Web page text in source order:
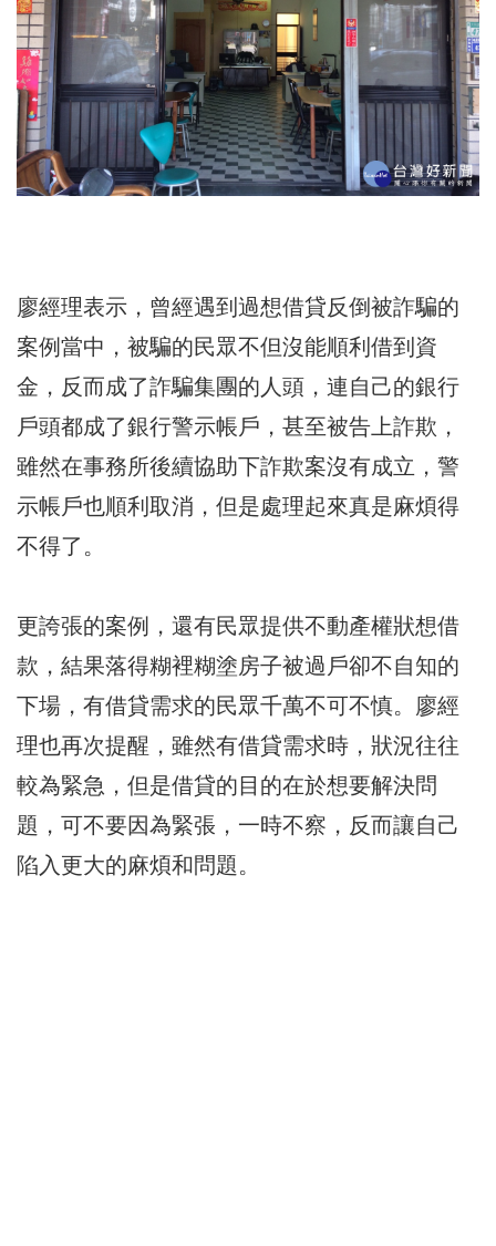
廖經理表示，曾經遇到過想借貸反倒被詐騙的
案例當中，被騙的民眾不但沒能順利借到資
金，反而成了詐騙集團的人頭，連自己的銀行
戶頭都成了銀行警示帳戶，甚至被告上詐欺，
雖然在事務所後續協助下詐欺案沒有成立，警
示帳戶也順利取消，但是處理起來真是麻煩得
不得了。
更誇張的案例，還有民眾提供不動產權狀想借
款，結果落得糊裡糊塗房子被過戶卻不自知的
下場，有借貸需求的民眾千萬不可不慎。廖經
理也再次提醒，雖然有借貸需求時，狀況往往
較為緊急，但是借貸的目的在於想要解決問
題，可不要因為緊張，一時不察，反而讓自己
陷入更大的麻煩和問題。